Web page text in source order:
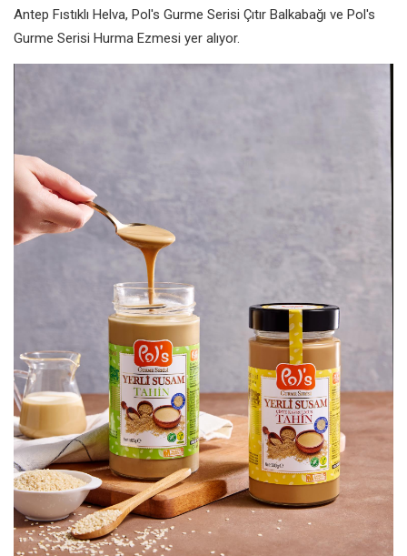
Antep Fıstıklı Helva, Pol's Gurme Serisi Çıtır Balkabağı ve Pol's
Gurme Serisi Hurma Ezmesi yer alıyor.